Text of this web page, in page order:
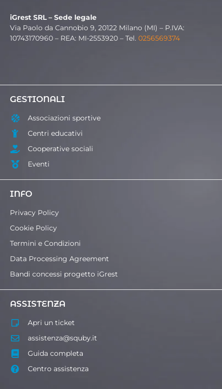
iGrest SRL – Sede legale
Via Paolo da Cannobio 9, 20122 Milano (MI) – P.IVA:
10743170960 – REA: MI-2553920 – Tel. 0256569374
GESTIONALI
Associazioni sportive
Centri educativi
Cooperative sociali
Eventi
INFO
Privacy Policy
Cookie Policy
Termini e Condizioni
Data Processing Agreement
Bandi concessi progetto iGrest
ASSISTENZA
Apri un ticket
assistenza@squby.it
Guida completa
Centro assistenza